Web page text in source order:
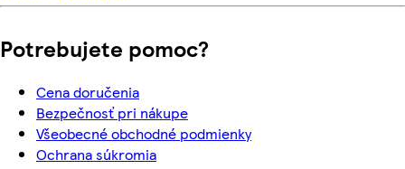
Potrebujete pomoc?
Cena doručenia
Bezpečnosť pri nákupe
Všeobecné obchodné podmienky
Ochrana súkromia